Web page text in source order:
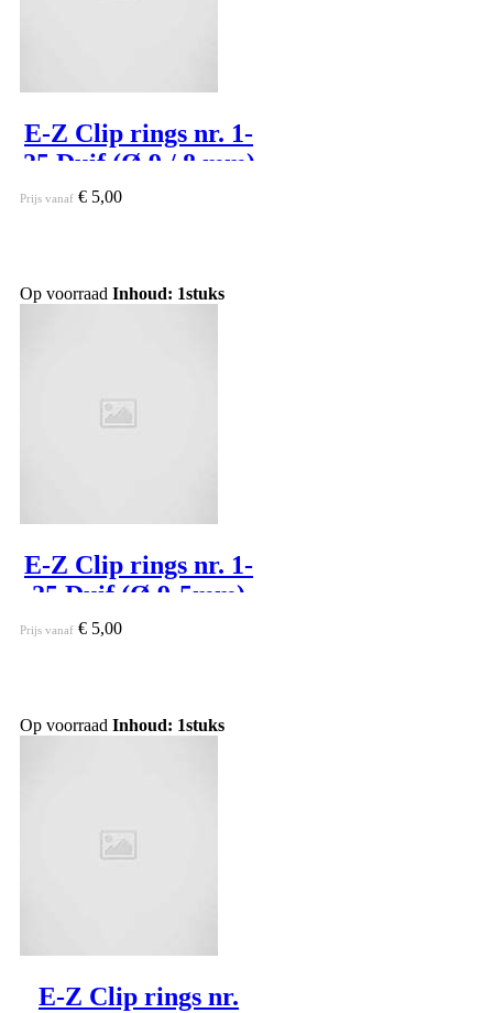
E-Z Clip rings nr. 1-
25 Duif (Ø 9 / 8 mm)
Prijs vanaf € 5,00
Op voorraad Inhoud: 1stuks
E-Z Clip rings nr. 1-
25 Duif (Ø 9-5mm)
Prijs vanaf € 5,00
Op voorraad Inhoud: 1stuks
E-Z Clip rings nr.